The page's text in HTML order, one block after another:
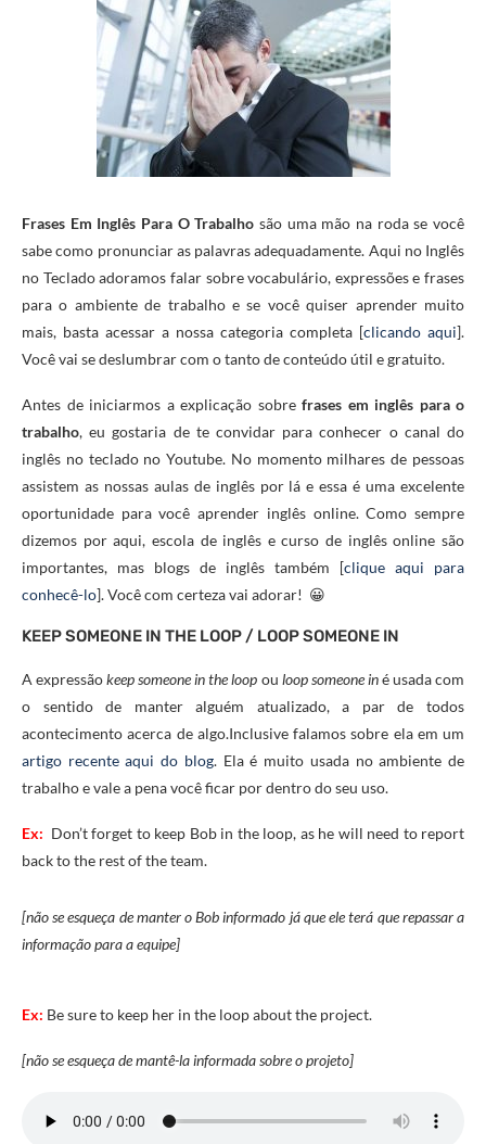
Frases Em Inglês Para O Trabalho são uma mão na roda se você
sabe como pronunciar as palavras adequadamente. Aqui no Inglês
no Teclado adoramos falar sobre vocabulário, expressões e frases
para o ambiente de trabalho e se você quiser aprender muito
mais, basta acessar a nossa categoria completa [clicando aqui].
Você vai se deslumbrar com o tanto de conteúdo útil e gratuito.
Antes de iniciarmos a explicação sobrefrases em inglês para o
trabalho, eu gostaria de te convidar para conhecer o canal do
inglês no teclado no Youtube. No momento milhares de pessoas
assistem as nossas aulas de inglês por lá e essa é uma excelente
oportunidade para você aprender inglês online. Como sempre
dizemos por aqui, escola de inglês e curso de inglês online são
importantes, mas blogs de inglês também [clique aqui para
conhecê-lo]. Você com certeza vai adorar! 😀
KEEP SOMEONE IN THE LOOP / LOOP SOMEONE IN
A expressãokeep someone in the loop ou loop someone iné usada com
o sentido de manter alguém atualizado, a par de todos
acontecimento acerca de algo.Inclusive falamos sobre ela em um
artigo recente aqui do blog. Ela é muito usada no ambiente de
trabalho e vale a pena você ficar por dentro do seu uso.
Ex: Don’t forget to keep Bob in the loop, as he will need to report
back to the rest of the team.
[não se esqueça de manter o Bob informado já que ele terá que repassar a
informação para a equipe]
Ex: Be sure to keep her in the loop about the project.
[não se esqueça de mantê-la informada sobre o projeto]